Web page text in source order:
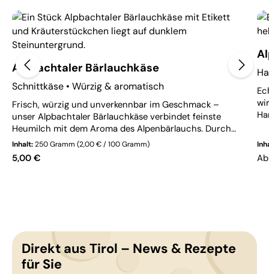
Alpbachtaler Bärlauchkäse
Schnittkäse • Würzig & aromatisch
Frisch, würzig und unverkennbar im Geschmack –
unser Alpbachtaler Bärlauchkäse verbindet feinste
Heumilch mit dem Aroma des Alpenbärlauchs. Durch
seine natürliche Oberflächenreifung entsteht ein
harmonisches Zusammenspiel aus milder Würze und
frischer Kräuternote. Ein Käse, der den Frühling Tirols
Inhalt:250 Gramm (2,00 € / 100 Gramm)
Regulärer Preis:
5,00 €
Direkt aus Tirol – News & Rezepte
für Sie